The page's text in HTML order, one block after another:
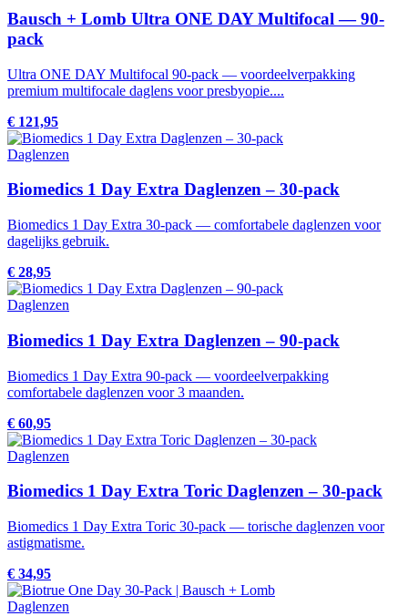
Bausch + Lomb Ultra ONE DAY Multifocal — 90-
pack
Ultra ONE DAY Multifocal 90-pack — voordeelverpakking
premium multifocale daglens voor presbyopie....
€ 121,95
Daglenzen
Biomedics 1 Day Extra Daglenzen – 30-pack
Biomedics 1 Day Extra 30-pack — comfortabele daglenzen voor
dagelijks gebruik.
€ 28,95
Daglenzen
Biomedics 1 Day Extra Daglenzen – 90-pack
Biomedics 1 Day Extra 90-pack — voordeelverpakking
comfortabele daglenzen voor 3 maanden.
€ 60,95
Daglenzen
Biomedics 1 Day Extra Toric Daglenzen – 30-pack
Biomedics 1 Day Extra Toric 30-pack — torische daglenzen voor
astigmatisme.
€ 34,95
Daglenzen